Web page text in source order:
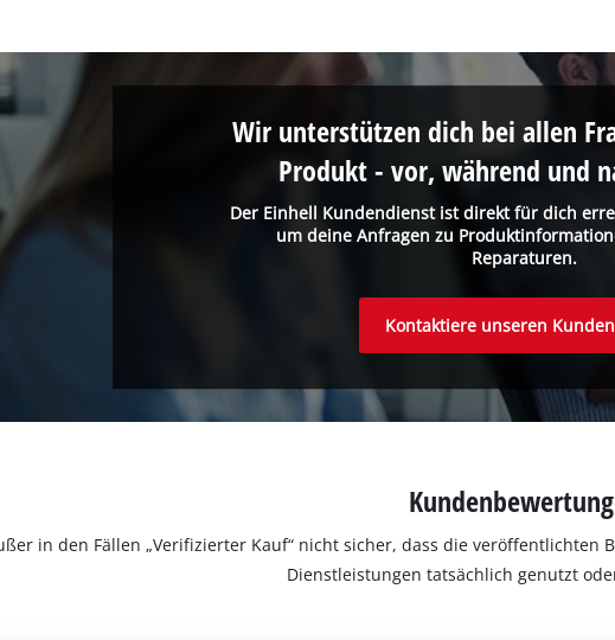
to the list of technologies
Management Platform
Der Einhell Kundendienst ist direkt für dich
um deine Anfragen zu
Reparaturen.
Wir unterstützen dich bei allen
Produkt - vor, während und
Kontaktiere unseren
in den Fällen „Verifizierter Kauf“ nicht sicher, dass die
Dienstleistungen tatsächlich genutzt